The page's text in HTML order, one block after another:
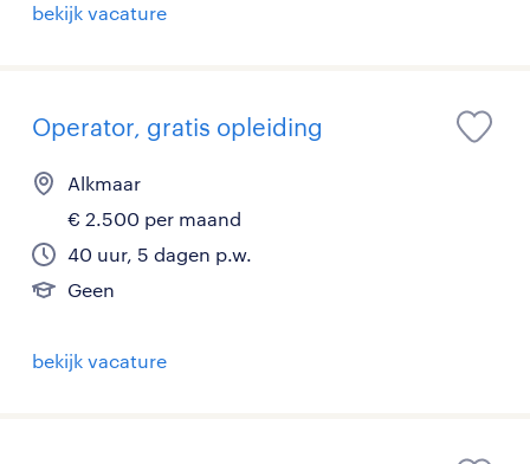
bekijk vacature
Operator, gratis opleiding
Alkmaar
€ 2.500 per maand
40 uur, 5 dagen p.w.
Geen
bekijk vacature